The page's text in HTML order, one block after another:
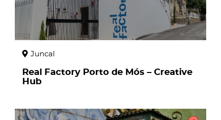
Juncal
Real Factory Porto de Mós – Creative
Hub
page